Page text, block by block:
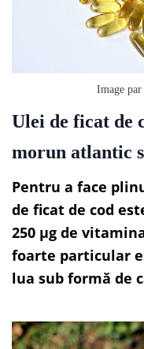
Image par
Ulei de ficat de
morun atlantic
Pentru a face
de ficat de cod
250 µg de
foarte particular
lua sub formă de